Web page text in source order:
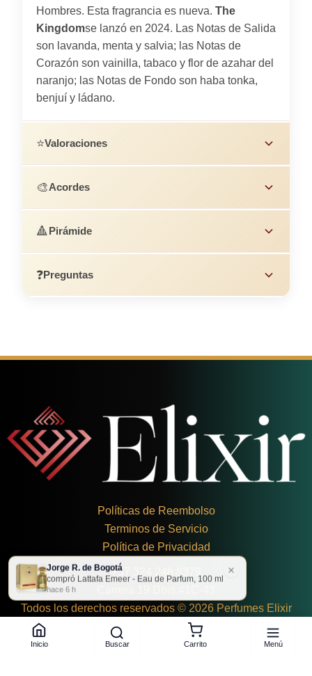
Hombres. Esta fragrancia es nueva. The
Kingdomse lanzó en 2024. Las Notas de Salida
son lavanda, menta y salvia; las Notas de
Corazón son vainilla, tabaco y flor de azahar del
naranjo; las Notas de Fondo son haba tonka,
benjuí y ládano.
⭐Valoraciones
🎨Acordes
🔺Pirámide
❓Preguntas
Políticas de Reembolso
Terminos de Servicio
Política de Privacidad
+57 324 248 8379
Todos los derechos reservados © 2026 Perfumes Elixir
Inicio Buscar Carrito Menú
Jorge R. de Bogotá
compró Lattafa Emeer - Eau de Parfum, 100 ml
hace 6 h
×